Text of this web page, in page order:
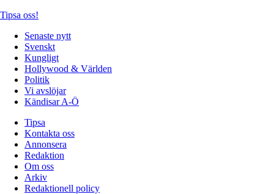
Tipsa oss!
Senaste nytt
Svenskt
Kungligt
Hollywood & Världen
Politik
Vi avslöjar
Kändisar A-Ö
Tipsa
Kontakta oss
Annonsera
Redaktion
Om oss
Arkiv
Redaktionell policy